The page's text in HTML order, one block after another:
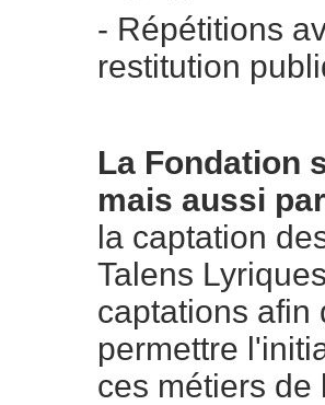
- Répétitions
restitution
La Fondation
mais aussi
la captation
Talens
captations afin
permettre
ces métiers de